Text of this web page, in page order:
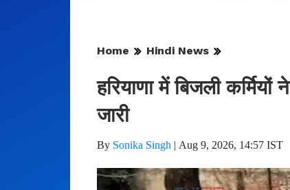
Home Hindi News
हरियाणा में बिजली
जारी
By Sonika Singh | Aug 9, 2026, 14:57 IST